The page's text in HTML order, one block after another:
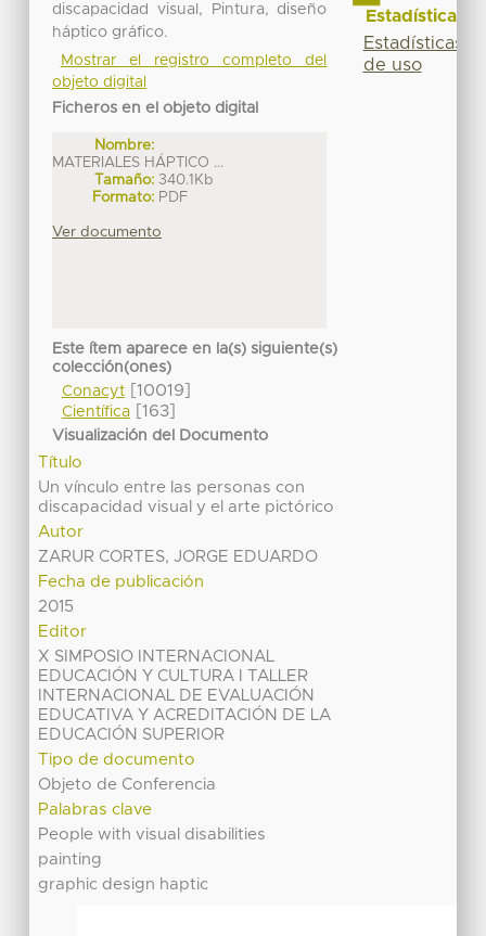
discapacidad visual, Pintura, diseño
háptico gráfico.
Mostrar el registro completo del
objeto digital
Ficheros en el objeto digital
Nombre:
MATERIALES HÁPTICO ...
Tamaño: 340.1Kb
Formato: PDF
Ver documento
Este ítem aparece en la(s) siguiente(s)
colección(ones)
Conacyt[10019]
Científica[163]
Visualización del Documento
Título
Un vínculo entre las personas con
discapacidad visual y el arte pictórico
Autor
ZARUR CORTES, JORGE EDUARDO
Fecha de publicación
2015
Editor
X SIMPOSIO INTERNACIONAL
EDUCACIÓN Y CULTURA I TALLER
INTERNACIONAL DE EVALUACIÓN
EDUCATIVA Y ACREDITACIÓN DE LA
EDUCACIÓN SUPERIOR
Tipo de documento
Objeto de Conferencia
Palabras clave
People with visual disabilities
painting
graphic design haptic
Estadísticas
Estadísticas
de uso